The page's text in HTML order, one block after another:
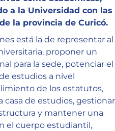
a la Universidad con las
la provincia de Curicó.
está la de representar al
proponer un
para la sede, potenciar el
estudios a nivel
de los estatutos,
casa de estudios, gestionar
y mantener una
el cuerpo estudiantil,